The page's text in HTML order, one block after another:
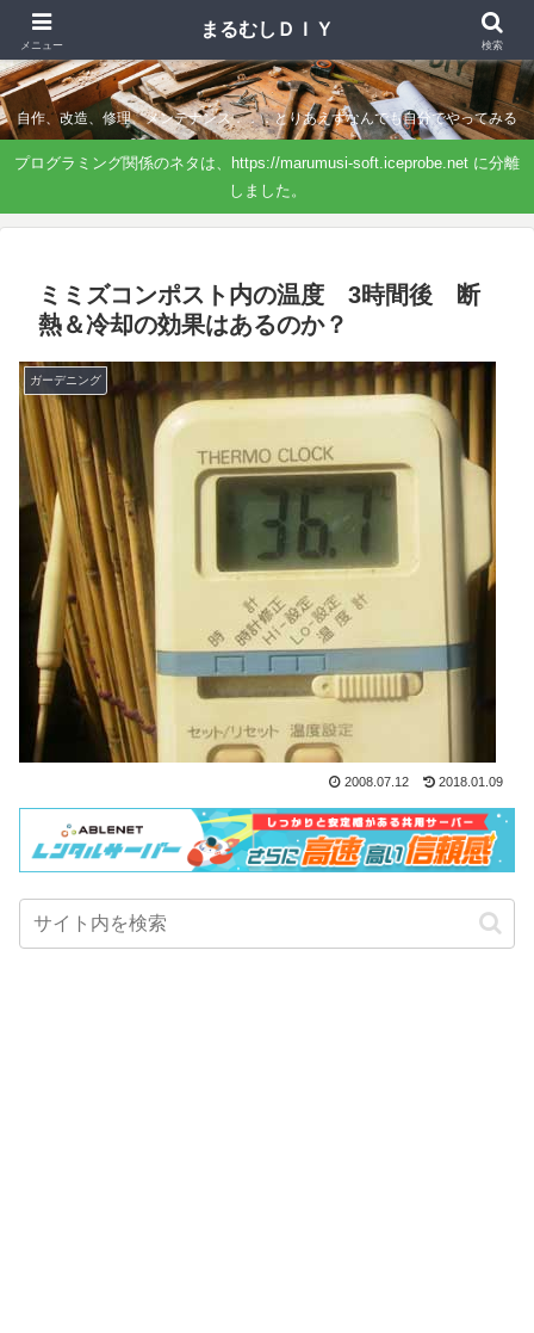
まるむしＤＩＹ
自作、改造、修理、メンテナンス．．．とりあえずなんでも自分でやってみる
プログラミング関係のネタは、https://marumusi-soft.iceprobe.net に分離
しました。
ミミズコンポスト内の温度 3時間後 断
熱＆冷却の効果はあるのか？
ガーデニング
2008.07.12 2018.01.09
メニュー
まるむしＤＩＹ
検索